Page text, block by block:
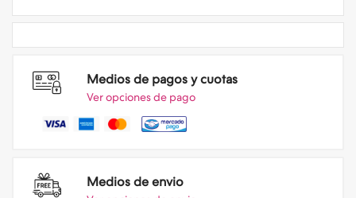
Medios de pagos y cuotas
Ver opciones de pago
Medios de envio